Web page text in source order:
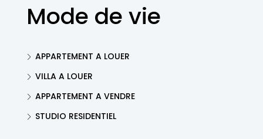
Mode de vie
APPARTEMENT A LOUER
VILLA A LOUER
APPARTEMENT A VENDRE
STUDIO RESIDENTIEL